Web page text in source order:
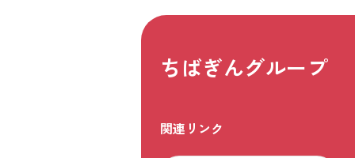
ちばぎんグループ
関連リンク